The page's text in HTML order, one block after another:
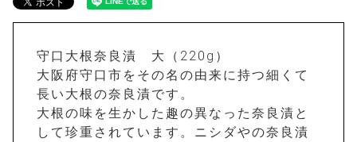
守口大根奈良漬 大（220g）
大阪府守口市をその名の由来に持つ細くて
長い大根の奈良漬です。
大根の味を生かした趣の異なった奈良漬と
して珍重されています。ニシダやの奈良漬